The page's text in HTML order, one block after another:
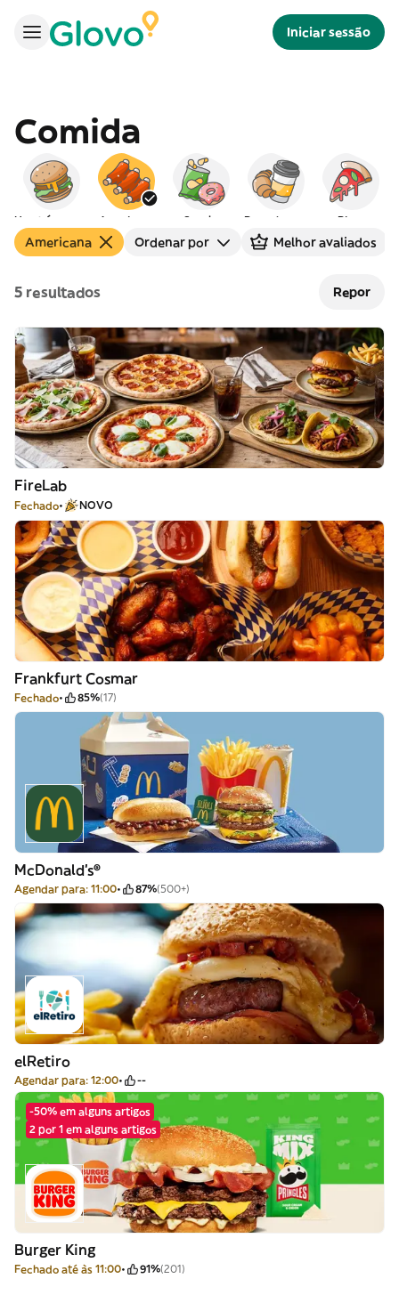
Iniciar sessão
Comida
Americana Snacks Peq. almoço Pizza
Americana Ordenar por Melhor avaliados
5 resultados Repor
FireLab
Fechado NOVO
Frankfurt Cosmar
Fechado 85%(17)
McDonald's®
Agendar para: 11:00 87%(500+)
elRetiro
Agendar para: 12:00 --
-50% em alguns artigos
2 por 1 em alguns artigos
Burger King
Fechado até às 11:00 91%(201)